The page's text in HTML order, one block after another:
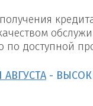
по доступной
АВГУСТА -